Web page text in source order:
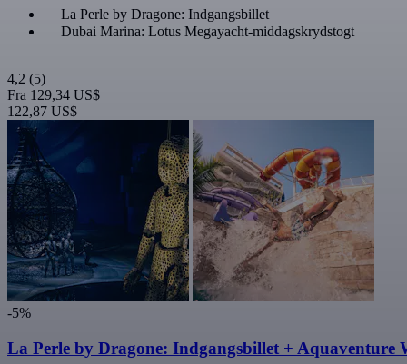
La Perle by Dragone: Indgangsbillet
Dubai Marina: Lotus Megayacht-middagskrydstogt
4,2 (5)
Fra 129,34 US$
122,87 US$
-5%
La Perle by Dragone: Indgangsbillet + Aquaventure